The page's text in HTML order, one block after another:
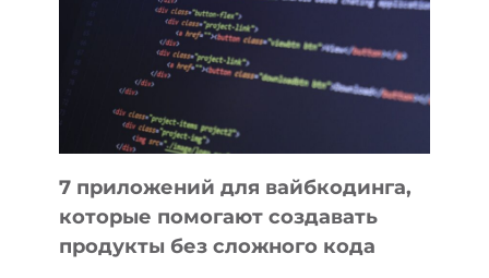
ДЛЯ
РАБОТЫ
7 приложений для вайбкодинга,
которые помогают создавать
продукты без сложного кода